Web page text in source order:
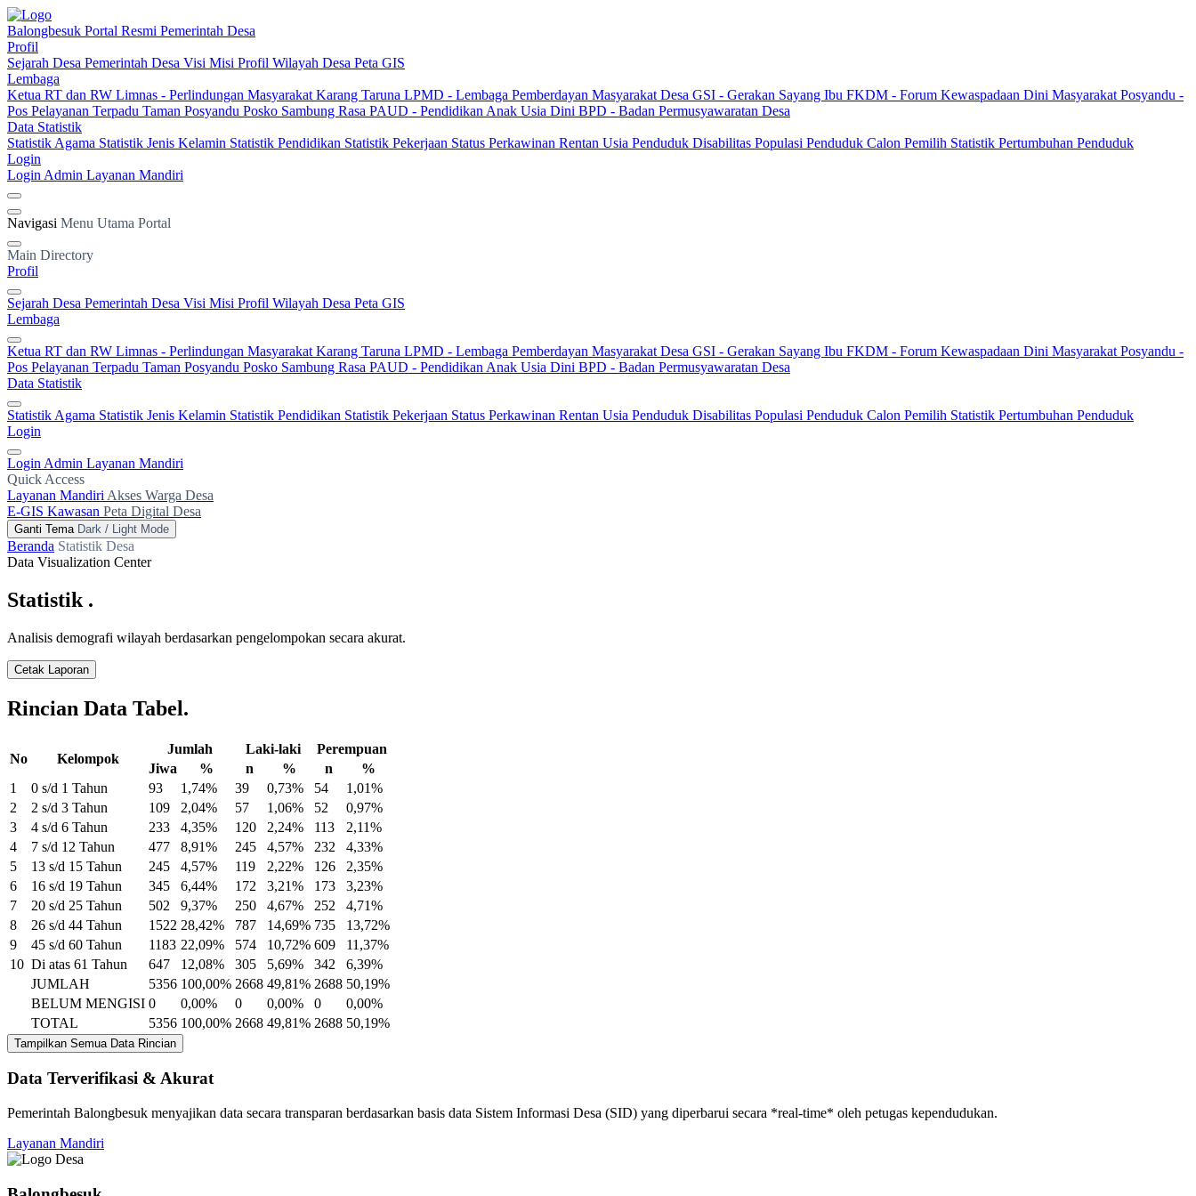
Balongbesuk Portal Resmi Pemerintah Desa
Profil
Sejarah Desa Pemerintah Desa Visi Misi Profil Wilayah Desa Peta GIS
Lembaga
Ketua RT dan RW Limnas - Perlindungan Masyarakat Karang Taruna LPMD - Lembaga Pemberdayan Masyarakat Desa GSI - Gerakan Sayang Ibu FKDM - Forum Kewaspadaan Dini Masyarakat Posyandu -
Pos Pelayanan Terpadu Taman Posyandu Posko Sambung Rasa PAUD - Pendidikan Anak Usia Dini BPD - Badan Permusyawaratan Desa
Data Statistik
Statistik Agama Statistik Jenis Kelamin Statistik Pendidikan Statistik Pekerjaan Status Perkawinan Rentan Usia Penduduk Disabilitas Populasi Penduduk Calon Pemilih Statistik Pertumbuhan Penduduk
Login
Login Admin Layanan Mandiri
Navigasi Menu Utama Portal
Main Directory
Profil
Sejarah Desa Pemerintah Desa Visi Misi Profil Wilayah Desa Peta GIS
Lembaga
Ketua RT dan RW Limnas - Perlindungan Masyarakat Karang Taruna LPMD - Lembaga Pemberdayan Masyarakat Desa GSI - Gerakan Sayang Ibu FKDM - Forum Kewaspadaan Dini Masyarakat Posyandu -
Pos Pelayanan Terpadu Taman Posyandu Posko Sambung Rasa PAUD - Pendidikan Anak Usia Dini BPD - Badan Permusyawaratan Desa
Data Statistik
Statistik Agama Statistik Jenis Kelamin Statistik Pendidikan Statistik Pekerjaan Status Perkawinan Rentan Usia Penduduk Disabilitas Populasi Penduduk Calon Pemilih Statistik Pertumbuhan Penduduk
Login
Login Admin Layanan Mandiri
Quick Access
Layanan Mandiri Akses Warga Desa
E-GIS Kawasan Peta Digital Desa
Ganti Tema Dark / Light Mode
Beranda Statistik Desa
Data Visualization Center
Statistik .
Analisis demografi wilayah berdasarkan pengelompokan secara akurat.
Cetak Laporan
Rincian Data Tabel.
No Kelompok
Jumlah Laki-laki
Perempuan
Jiwa
% n % n
%
1
0 s/d 1 Tahun 93 1,74% 39 0,73% 54
1,01%
2
2 s/d 3 Tahun 109 2,04% 57 1,06% 52
0,97%
3
4 s/d 6 Tahun 233 4,35% 120 2,24% 113
2,11%
4
7 s/d 12 Tahun 477 8,91% 245 4,57% 232
4,33%
5
13 s/d 15 Tahun 245 4,57% 119 2,22% 126
2,35%
6
16 s/d 19 Tahun 345 6,44% 172 3,21% 173
3,23%
7
20 s/d 25 Tahun 502 9,37% 250 4,67% 252
4,71%
8
26 s/d 44 Tahun 1522 28,42% 787 14,69% 735
13,72%
9
45 s/d 60 Tahun 1183 22,09% 574 10,72% 609
11,37%
10 Di atas 61 Tahun 647 12,08% 305 5,69% 342
6,39%
JUMLAH
5356 100,00% 2668 49,81% 2688 50,19%
BELUM MENGISI 0 0,00% 0 0,00% 0
0,00%
TOTAL
5356 100,00% 2668 49,81% 2688 50,19%
Tampilkan Semua Data Rincian
Data Terverifikasi & Akurat
Pemerintah Balongbesuk menyajikan data secara transparan berdasarkan basis data Sistem Informasi Desa (SID) yang diperbarui secara *real-time* oleh petugas kependudukan.
Layanan Mandiri